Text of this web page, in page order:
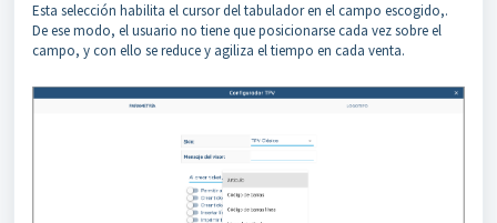
Esta selección habilita el cursor del tabulador en el campo escogido,.
De ese modo, el usuario no tiene que posicionarse cada vez sobre el
campo, y con ello se reduce y agiliza el tiempo en cada venta.